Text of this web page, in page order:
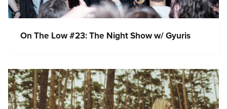
On The Low #23: The Night Show w/ Gyuris